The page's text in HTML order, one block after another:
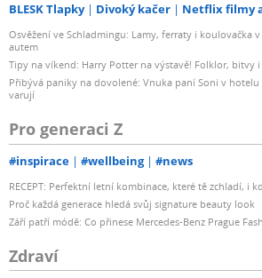
BLESK Tlapky Divoký kačer Netflix filmy
Osvěžení ve Schladmingu: Lamy, ferraty i koulovačka
autem
Tipy na víkend: Harry Potter na výstavě! Folklor, bitvy
Přibývá paniky na dovolené: Vnuka paní Soni v
varují
Pro generaci Z
#inspirace #wellbeing #news
RECEPT: Perfektní letní kombinace, které tě zchladí, i
Proč každá generace hledá svůj signature beauty look
Září patří módě: Co přinese Mercedes-Benz Prague
Zdraví